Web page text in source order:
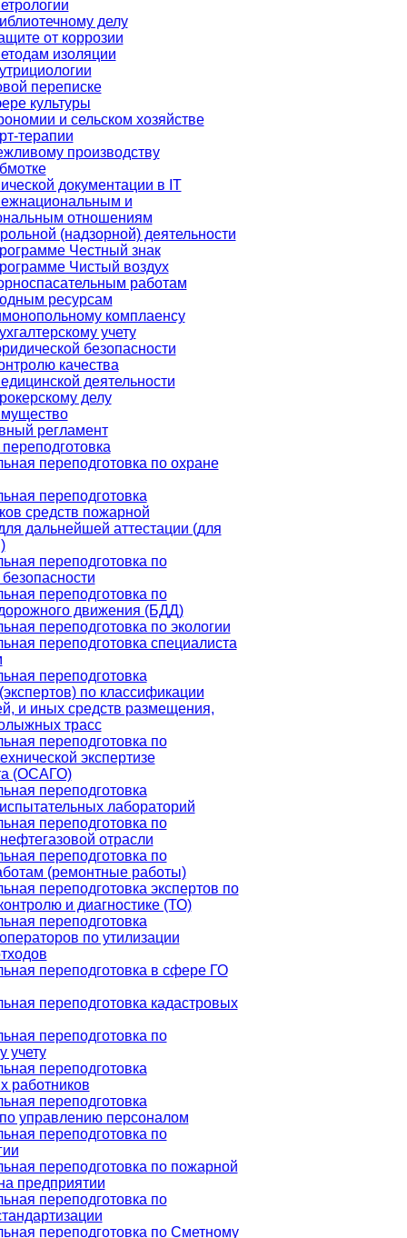
делу
от коррозии
изоляции
переписке
культуры
и сельском хозяйстве
терапии
производству
документации в IT
и
отношениям
(надзорной) деятельности
Честный знак
Чистый воздух
работам
ресурсам
комплаенсу
учету
безопасности
качества
деятельности
делу
регламент
переподготовка по охране
переподготовка
средств пожарной
дальнейшей аттестации (для
переподготовка по
переподготовка по
движения (БДД)
переподготовка по экологии
переподготовка специалиста
переподготовка
по классификации
и иных средств размещения,
трасс
переподготовка по
экспертизе
(ОСАГО)
переподготовка
лабораторий
переподготовка по
отрасли
переподготовка по
(ремонтные работы)
переподготовка экспертов по
и диагностике (ТО)
переподготовка
по утилизации
переподготовка в сфере ГО
переподготовка кадастровых
переподготовка по
учету
переподготовка
работников
переподготовка
управлению персоналом
переподготовка по
переподготовка по пожарной
предприятии
переподготовка по
переподготовка по Сметному